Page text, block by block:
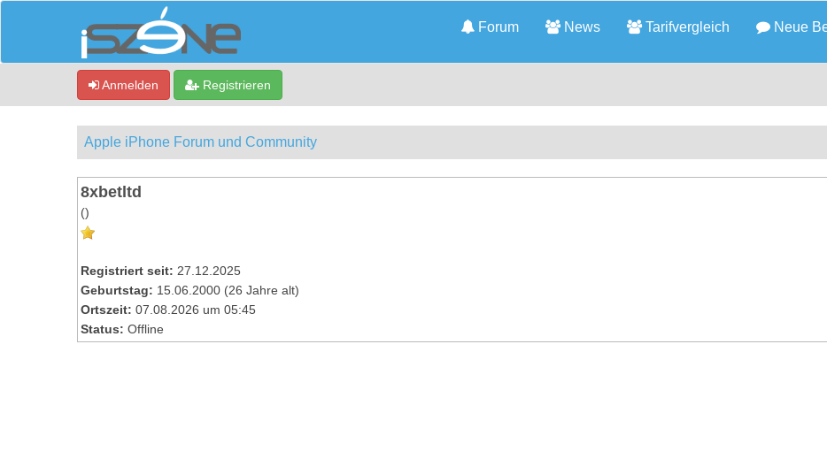
Forum News Tarifvergleich Neue
Anmelden Registrieren
Apple iPhone Forum und Community
8xbetltd
()
Registriert seit: 27.12.2025
Geburtstag: 15.06.2000 (26 Jahre alt)
Ortszeit: 07.08.2026 um 05:45
Status: Offline